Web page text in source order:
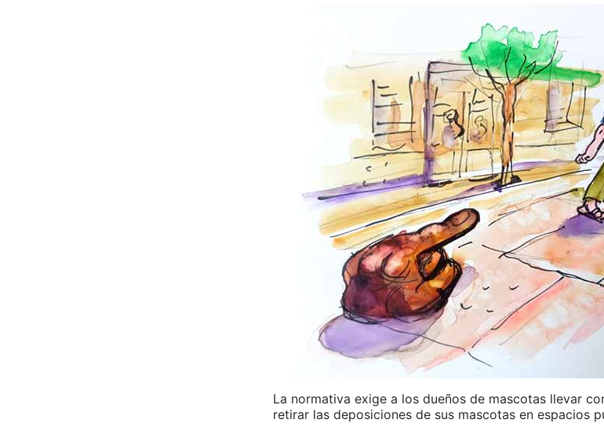
La normativa exige a los dueños de mascotas llevar
retirar las deposiciones de sus mascotas en espacios